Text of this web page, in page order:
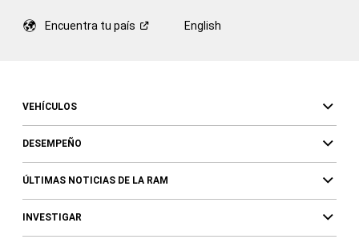
Encuentra tu país English
VEHÍCULOS
DESEMPEÑO
ÚLTIMAS NOTICIAS DE LA RAM
INVESTIGAR